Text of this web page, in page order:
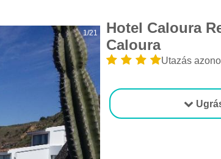
Hotel Caloura
Caloura
Utazás
1/21